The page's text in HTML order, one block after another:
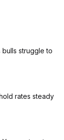
struggle to
rates steady